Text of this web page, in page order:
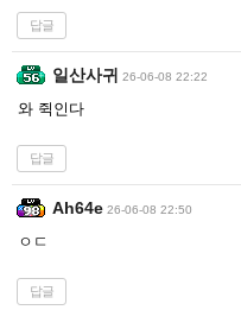
답글
일산사귀 26-06-08 22:22
와 쥑인다
답글
Ah64e 26-06-08 22:50
ㅇㄷ
답글